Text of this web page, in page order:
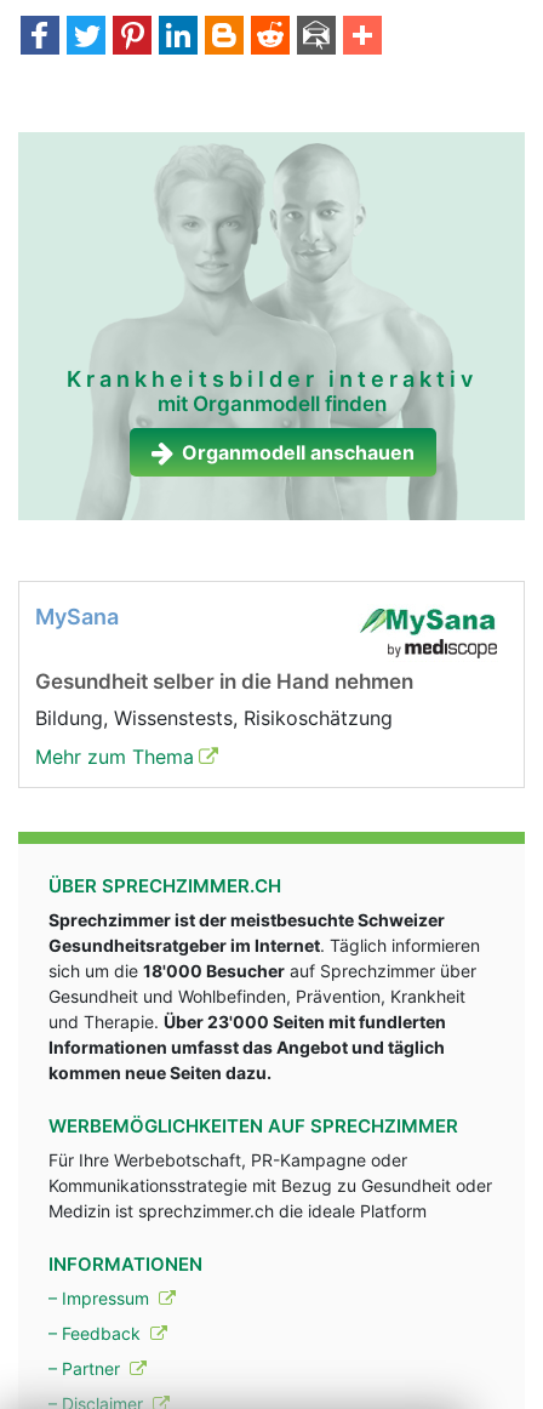
Krankheitsbilder interaktiv
mit Organmodell finden
Organmodell anschauen
MySana
Gesundheit selber in die Hand nehmen
Bildung, Wissenstests, Risikoschätzung
Mehr zum Thema
ÜBER SPRECHZIMMER.CH
Sprechzimmer ist der meistbesuchte Schweizer
Gesundheitsratgeber im Internet. Täglich informieren
sich um die 18'000 Besucher auf Sprechzimmer über
Gesundheit und Wohlbefinden, Prävention, Krankheit
und Therapie. Über 23'000 Seiten mit fundlerten
Informationen umfasst das Angebot und täglich
kommen neue Seiten dazu.
WERBEMÖGLICHKEITEN AUF SPRECHZIMMER
Für Ihre Werbebotschaft, PR-Kampagne oder
Kommunikationsstrategie mit Bezug zu Gesundheit oder
Medizin ist sprechzimmer.ch die ideale Platform
INFORMATIONEN
– Impressum
– Feedback
– Partner
– Disclaimer